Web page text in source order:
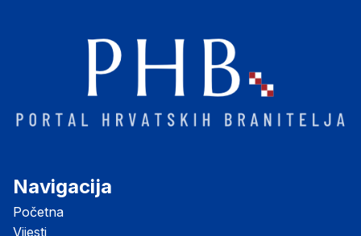
Navigacija
Početna
Vijesti